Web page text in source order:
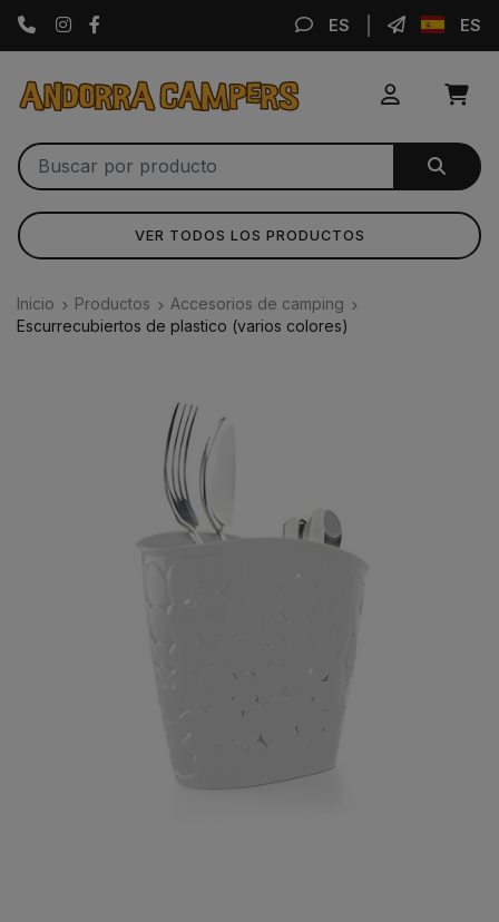
Instagram ES ES
VER TODOS LOS PRODUCTOS
Inicio Productos
Accesorios de camping
Escurrecubiertos de plastico (varios colores)